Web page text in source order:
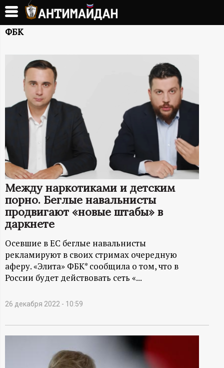
Перейти
основному
А
И
А
Й
Д
А
Н
-
и
н
ФБК
Между наркотиками и детским
порно. Беглые навальнисты
продвигают «новые штабы» в
даркнете
Осевшие в ЕС беглые навальнисты
рекламируют в своих стримах очередную
аферу. «Элита» ФБК* сообщила о том, что в
России будет действовать сеть «...
26 декабря 2022 - 10:59